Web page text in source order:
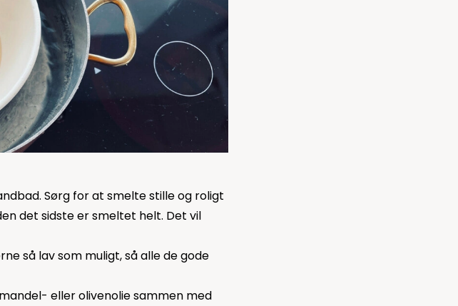
Sørg for at smelte stille og roligt
det sidste er smeltet helt. Det vil
så lav som muligt, så alle de gode
eller olivenolie sammen med